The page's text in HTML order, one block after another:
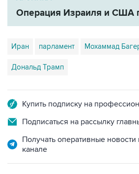
Операция Израиля и США
Иран парламент Мохаммад
Дональд Трамп
Купить подписку на
Подписаться на рассылку
Получать оперативные
канале